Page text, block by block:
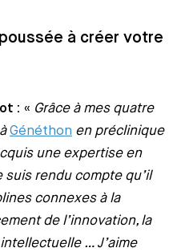
à créer votre
: « Grâce à mes quatre
Généthon en préclinique
une expertise en
suis rendu compte qu’il
connexes à la
de l’innovation, la
… J’aime